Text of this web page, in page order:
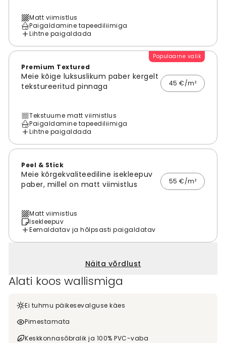
Matt viimistlus
Paigaldamine tapeediliimiga
Lihtne paigaldada
Populaarne valik
Premium Textured
Meie kõige luksuslikum paber kergelt
tekstureeritud pinnaga
45 €/m²
Tekstuurne matt viimistlus
Paigaldamine tapeediliimiga
Lihtne paigaldada
Peel & Stick
Meie kõrgekvaliteediline isekleepuv
paber, millel on matt viimistlus
55 €/m²
Matt viimistlus
Isekleepuv
Eemaldatav ja hõlpsasti paigaldatav
Näita võrdlust
Alati koos wallismiga
Ei tuhmu päikesevalguse käes
Pimestamata
Keskkonnasõbralik ja 100% PVC-vaba